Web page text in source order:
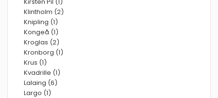
Klintholm (2)
Knipling (1)
Kongeå (1)
Kroglas (2)
Kronborg (1)
Krus (1)
Kvadrille (1)
Lalaing (6)
Largo (1)